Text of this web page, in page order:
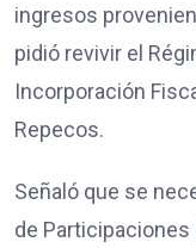
ingresos
pidió revivir el
Incorporación
Repecos.
Señaló que se
de Participaciones